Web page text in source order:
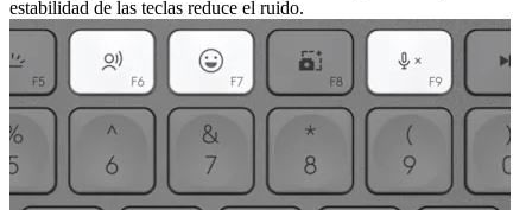
estabilidad de las teclas reduce el ruido.